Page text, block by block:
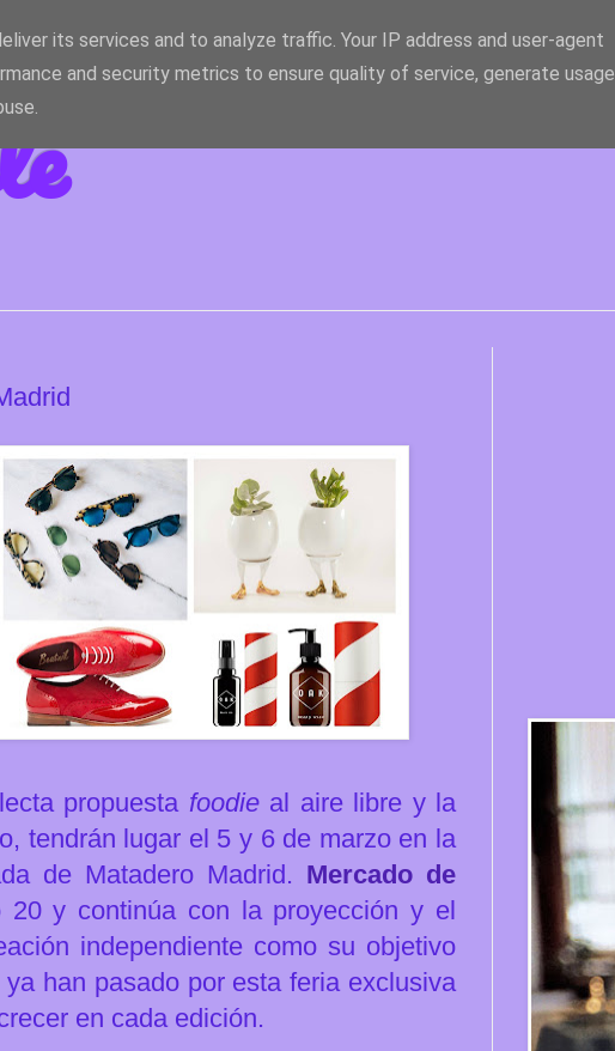
propuesta foodieal aire libre y la
tendrán lugar el 5 y 6 de marzo en la
de Matadero Madrid. Mercado de
y continúa con la proyección y el
independiente como su objetivo
han pasado por esta feria exclusiva
en cada edición.
its services and to analyze traffic. Your IP address and user-agent
and security metrics to ensure quality of service, generate usage